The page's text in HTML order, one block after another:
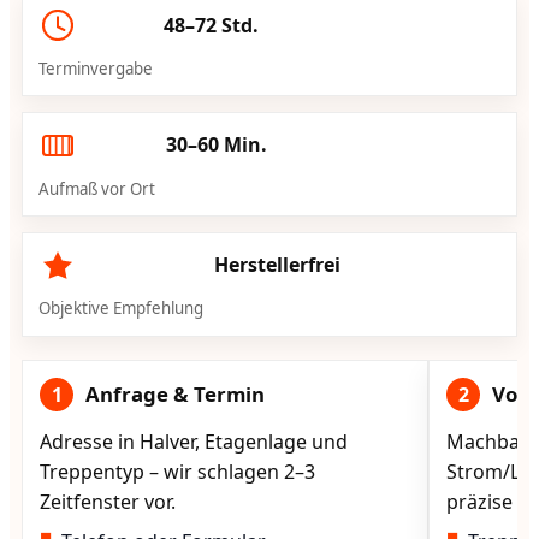
48–72 Std.
Terminvergabe
30–60 Min.
Aufmaß vor Ort
Herstellerfrei
Objektive Empfehlung
1 Anfrage & Termin
Adresse in Halver, Etagenlage und
Treppentyp – wir schlagen 2–3
Zeitfenster vor.
2
Strom/
präzise